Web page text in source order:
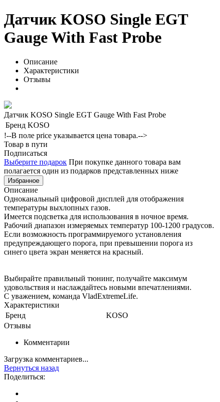
Датчик KOSO Single EGT
Gauge With Fast Probe
Описание
Характеристики
Отзывы
Датчик KOSO Single EGT Gauge With Fast Probe
Бренд KOSO
!--В поле price указывается цена товара.-->
Товар в пути
Подписаться
Выберите подарок При покупке данного товара вам
полагается один из подарков представленных ниже
Избранное
Описание
Одноканальный цифровой дисплей для отображения
температуры выхлопных газов.
Имеется подсветка для использования в ночное время.
Рабочий диапазон измеряемых температур 100-1200 градусов.
Если возможность программируемого установления
предупреждающего порога, при превышении порога из
синего цвета экран меняется на красный.
Выбирайте правильный тюнинг, получайте максимум
удовольствия и наслаждайтесь новыми впечатлениями.
С уважением, команда VladExtremeLife.
Характеристики
Бренд
KOSO
Отзывы
Комментарии
Загрузка комментариев...
Вернуться назад
Поделиться: